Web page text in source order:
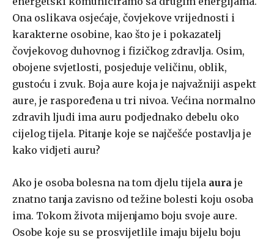
Ona oslikava osjećaje, čovjekove vrijednosti i
karakterne osobine, kao što je i pokazatelj
čovjekovog duhovnog i fizičkog zdravlja. Osim,
obojene svjetlosti, posjeduje veličinu, oblik,
gustoću i zvuk. Boja aure koja je najvažniji aspekt
aure, je raspoređena u tri nivoa. Većina normalno
zdravih ljudi ima auru podjednako debelu oko
cijelog tijela. Pitanje koje se najčešće postavlja je
kako vidjeti auru?
Ako je osoba bolesna na tom djelu tijela aura je
znatno tanja zavisno od težine bolesti koju osoba
ima. Tokom života mijenjamo boju svoje aure.
Osobe koje su se prosvijetlile imaju bijelu boju